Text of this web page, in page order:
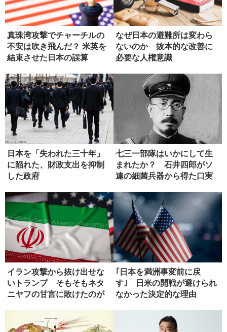
真珠湾攻撃でチャーチルの
不安は吹き飛んだ？ 米英を
結束させた日本の誤算
なぜ日本の避難所は変わら
ないのか 抜本的な改善に
必要な人権意識
日本を「失われた三十年」
に陥れた、財政支出を抑制
した政府
七三一部隊はいかにして生
まれたか？ 石井四郎がソ
連の細菌兵器から得た口実
イラン攻撃から抜け出せな
いトランプ そもそもネタ
ニヤフの甘言に敗けたのが
｢日本を満洲事変前に戻
す｣ 日米の開戦が避けられ
なかった決定的な理由